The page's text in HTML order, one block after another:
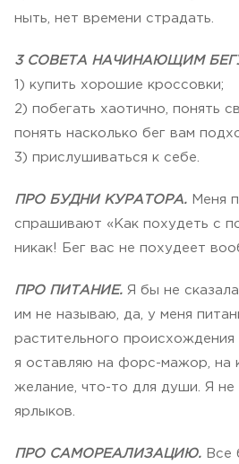
ныть, нет времени страдать.
3 СОВЕТА НАЧИНАЮЩИМ
1) купить хорошие кроссовки;
2) побегать хаотично, понять
понять насколько бег вам
3) прислушиваться к себе.
ПРО БУДНИ КУРАТОРА. Меня
спрашивают «Как похудеть с
никак! Бег вас не похудеет
ПРО ПИТАНИЕ. Я бы не
им не называю, да, у меня
растительного
я оставляю на форс-мажор, на
желание, что-то для души. Я
ярлыков.
ПРО САМОРЕАЛИЗАЦИЮ. Все